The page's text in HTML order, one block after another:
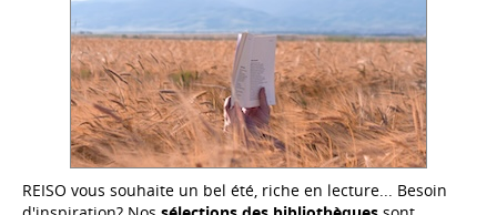
REISO vous souhaite un bel été, riche en lecture... Besoin